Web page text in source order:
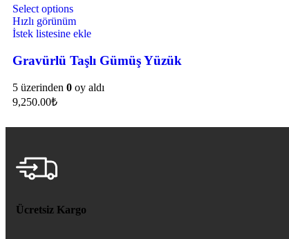
Select options
Hızlı görünüm
İstek listesine ekle
Gravürlü Taşlı Gümüş Yüzük
5 üzerinden 0 oy aldı
9,250.00₺
Ücretsiz Kargo